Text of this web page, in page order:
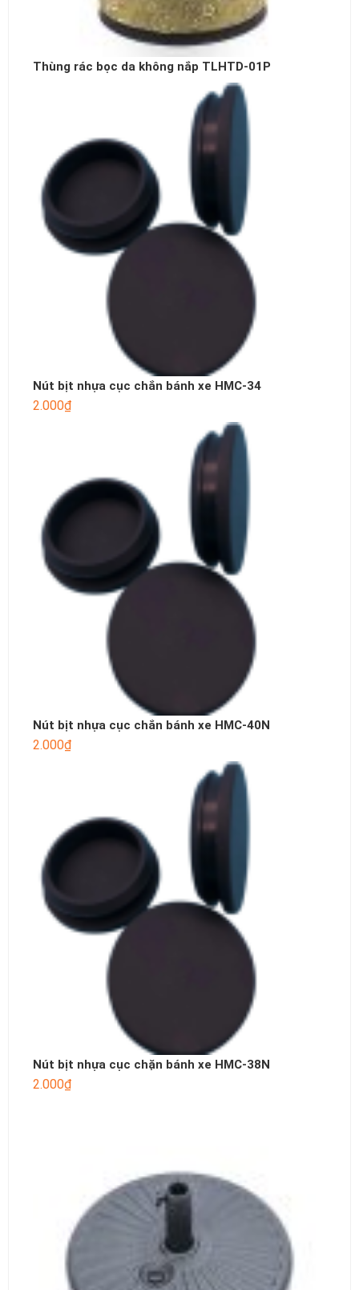
Thùng rác bọc da không nắp TLHTD-01P
Nút bịt nhựa cục chắn bánh xe HMC-34
2.000₫
Nút bịt nhựa cục chắn bánh xe HMC-40N
2.000₫
Nút bịt nhựa cục chặn bánh xe HMC-38N
2.000₫